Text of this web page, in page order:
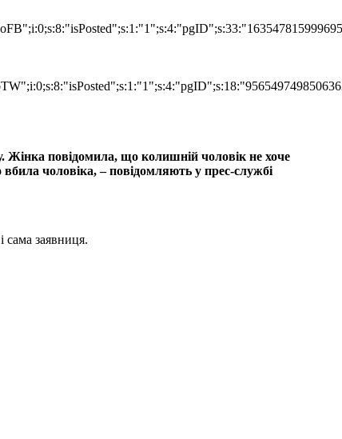
Жінка повідомила, що колишній чоловік не хоче
чоловіка, – повідомляють у прес-службі
сама заявниця.